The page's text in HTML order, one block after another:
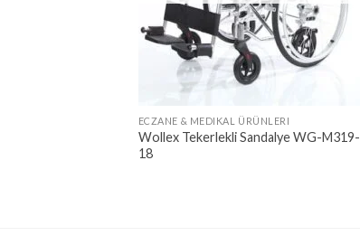
ECZANE & MEDIKAL ÜRÜNLERI
Wollex Tekerlekli Sandalye WG-M319-
18